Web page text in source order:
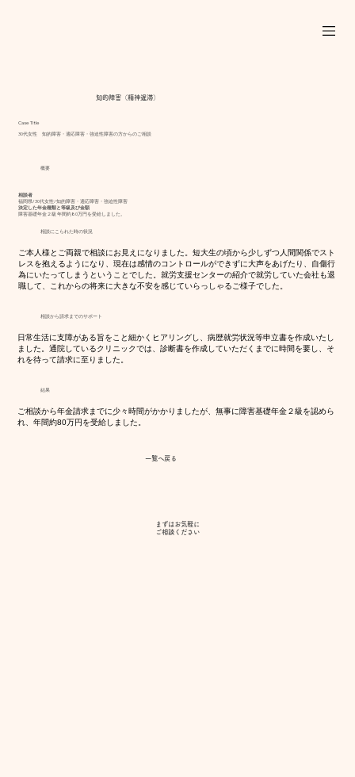
まずはお気軽に
​ご相談ください
知的障害（精神遅滞）
Case Title
30代女性 知的障害・適応障害・強迫性障害の方からのご相談
概要
相談者
福岡県/30代女性/知的障害・適応障害・強迫性障害
決定した年金種類と等級及び金額
障害基礎年金２級 年間約80万円を受給しました。
相談にこられた時の状況
ご本人様とご両親で相談にお見えになりました。短大生の頃から少しずつ人間関係でスト
レスを抱えるようになり、現在は感情のコントロールができずに大声をあげたり、自傷行
為にいたってしまうということでした。就労支援センターの紹介で就労していた会社も退
職して、これからの将来に大きな不安を感じていらっしゃるご様子でした。
相談から請求までのサポート
日常生活に支障がある旨をこと細かくヒアリングし、病歴就労状況等申立書を作成いたし
ました。通院しているクリニックでは、診断書を作成していただくまでに時間を要し、そ
れを待って請求に至りました。
結果
ご相談から年金請求までに少々時間がかかりましたが、無事に障害基礎年金２級を認めら
れ、年間約80万円を受給しました。
一覧へ戻る